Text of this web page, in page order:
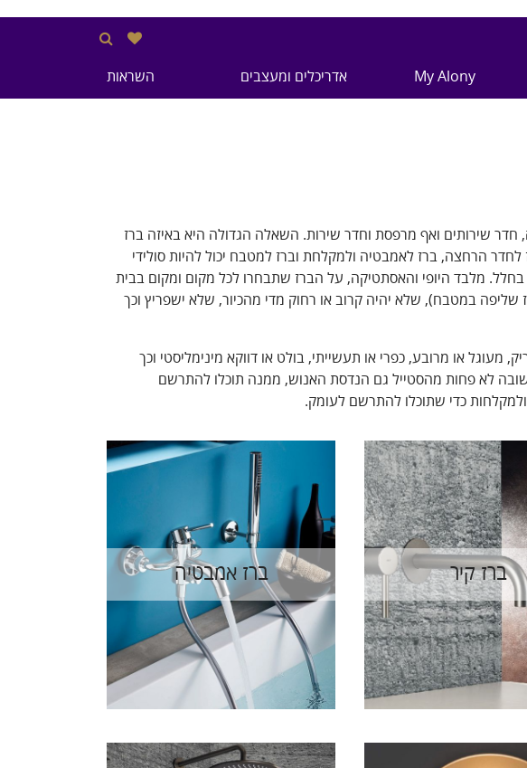
My Alony אדריכלים ומעצבים השראות
שירותים ואף מרפסת וחדר שירות. השאלה הגדולה היא באיזה ברז
לחדר הרחצה, ברז לאמבטיה ולמקלחת וברז למטבח יכול להיות סולידי
מלבד היופי והאסתטיקה, על הברז שתבחרו לכל מקום ומקום בבית
במטבח), שלא יהיה קרוב או רחוק מדי מהכיור, שלא ישפריץ וכך
מעוגל או מרובע, כפרי או תעשייתי, בולט או דווקא מינימליסטי וכך
לא פחות מהסטייל גם הנדסת האנוש, ממנה תוכלו להתרשם
ולמקלחות כדי שתוכלו להתרשם לעומק.
ברז קיר ברז אמבטיה